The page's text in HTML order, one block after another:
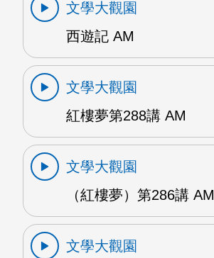
文學大觀園
西遊記 AM
文學大觀園
紅樓夢第288講 AM
文學大觀園
（紅樓夢）第286講 AM
文學大觀園